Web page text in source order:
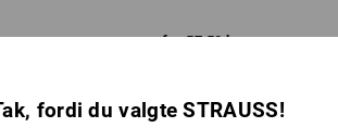
fra 57,50 kr.
fordi du valgte STRAUSS!